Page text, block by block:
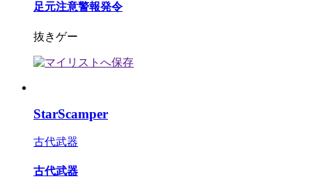
足元注意警報発令
抜きゲー
StarScamper
古代武器
古代武器